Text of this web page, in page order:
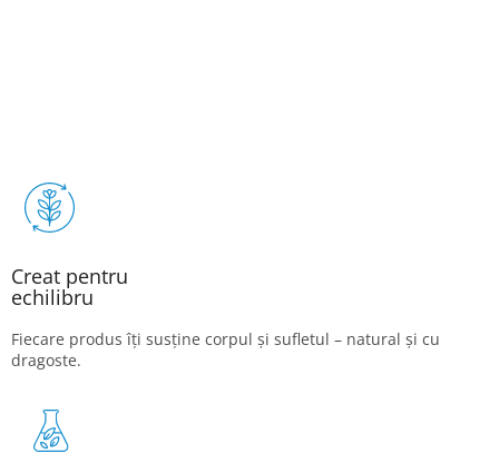
Creat pentru
echilibru
Fiecare produs îți susține corpul și sufletul – natural și cu
dragoste.